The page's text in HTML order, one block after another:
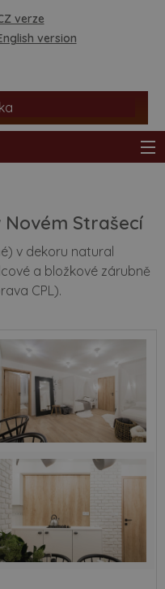
verze
version
Strašecí
v dekoru natural
a bložkové zárubně
CPL).